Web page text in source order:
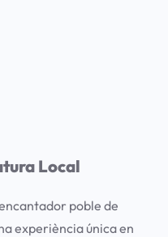
Local
poble de
experiència única en